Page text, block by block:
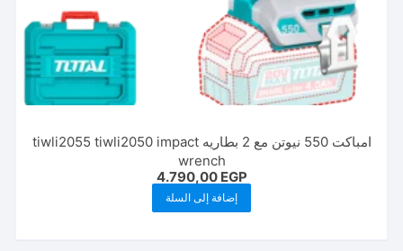
امباكت 550 نيوتن مع 2 بطاريه tiwli2055 tiwli2050 impact
wrench
4.790,00 EGP
إضافة إلى السلة